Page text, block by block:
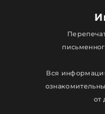
Вся
от